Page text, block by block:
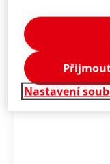
Více
Nastavení